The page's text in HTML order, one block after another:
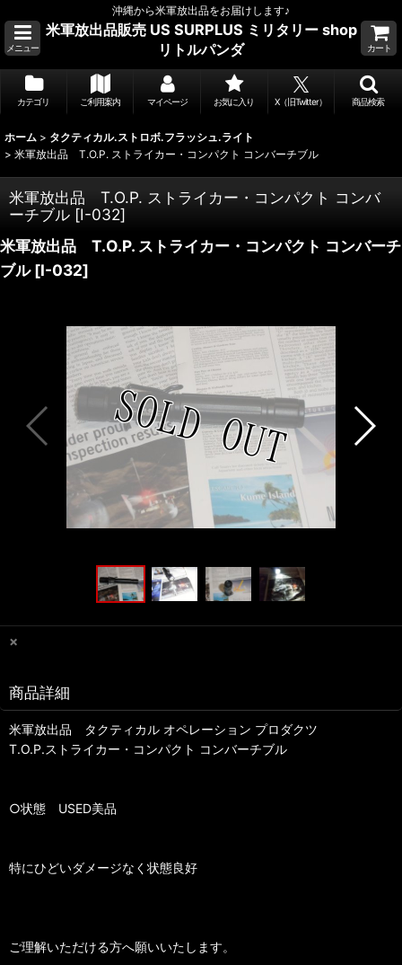
沖縄から米軍放出品をお届けします♪
メニュー
米軍放出品販売 US SURPLUS ミリタリー shop
リトルパンダ
カート
カテゴリ ご利用案内 マイページ お気に入り X（旧Twitter） 商品検索
ホーム > タクティカル.ストロボ.フラッシュ.ライト
> 米軍放出品 T.O.P. ストライカー・コンパクト コンバーチブル
米軍放出品 T.O.P. ストライカー・コンパクト コンバ
ーチブル [I-032]
米軍放出品 T.O.P. ストライカー・コンパクト コンバーチ
ブル [I-032]
×
商品詳細
米軍放出品 タクティカル オペレーション プロダクツ
T.O.P.ストライカー・コンパクト コンバーチブル
○状態 USED美品
特にひどいダメージなく状態良好
ご理解いただける方へ願いいたします。